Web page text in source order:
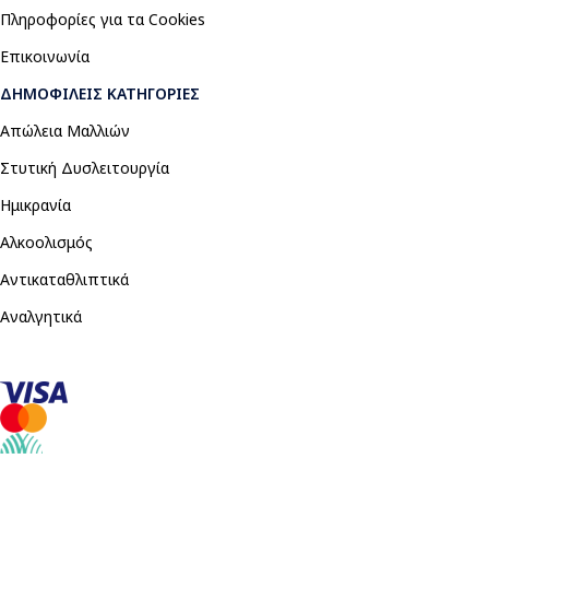
Πληροφορίες για τα Cookies
Επικοινωνία
ΔΗΜΟΦΙΛΕΊΣ ΚΑΤΗΓΟΡΊΕΣ
Απώλεια Μαλλιών
Στυτική Δυσλειτουργία
Ημικρανία
Αλκοολισμός
Αντικαταθλιπτικά
Αναλγητικά